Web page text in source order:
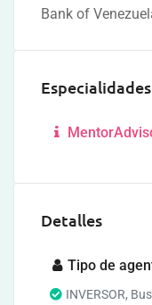
Bank of
Especialidades
Detalles
Tipo de
INVERSOR,